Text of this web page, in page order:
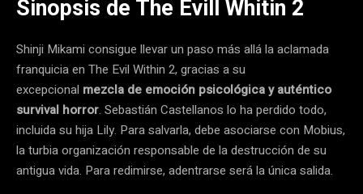
Sinopsis de The Evill Whitin 2
Shinji Mikami consigue llevar un paso más allá la aclamada
franquicia en The Evil Within 2, gracias a su
excepcional mezcla de emoción psicológica y auténtico
survival horror. Sebastián Castellanos lo ha perdido todo,
incluida su hija Lily. Para salvarla, debe asociarse con Mobius,
la turbia organización responsable de la destrucción de su
antigua vida. Para redimirse, adentrarse será la única salida.